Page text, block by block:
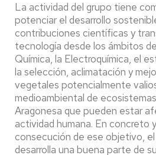
La actividad del grupo tiene
potenciar el desarrollo
contribuciones científicas y
tecnología desde los ámbitos
Química, la Electroquímica, el
la selección, aclimatación y
vegetales potencialmente
medioambiental de
Aragonesa que pueden estar
actividad humana. En concreto
consecución de ese objetivo,
desarrolla una buena parte de